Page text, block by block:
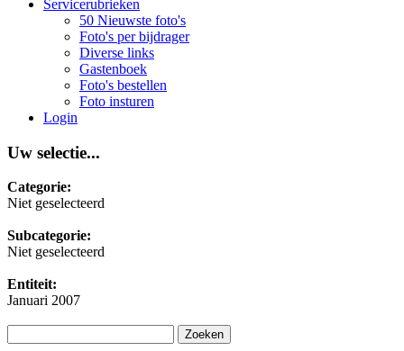
Servicerubrieken
50 Nieuwste foto's
Foto's per bijdrager
Diverse links
Gastenboek
Foto's bestellen
Foto insturen
Login
Uw selectie...
Categorie:
Niet geselecteerd
Subcategorie:
Niet geselecteerd
Entiteit:
Januari 2007